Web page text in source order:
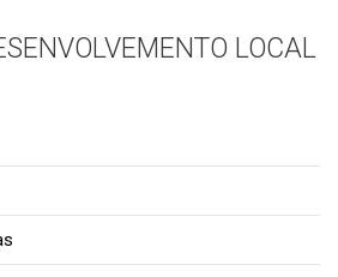
LOCAL